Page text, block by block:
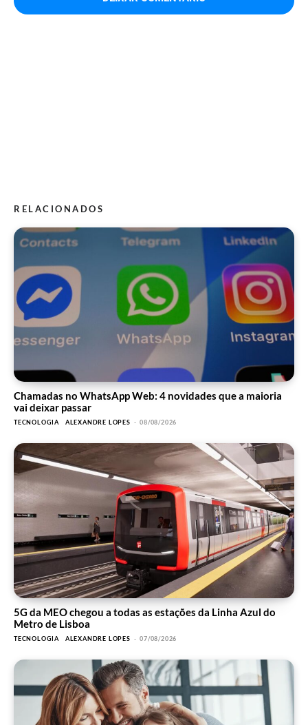
RELACIONADOS
Chamadas no WhatsApp Web: 4 novidades que a maioria
vai deixar passar
TECNOLOGIA ALEXANDRE LOPES - 08/08/2026
5G da MEO chegou a todas as estações da Linha Azul do
Metro de Lisboa
TECNOLOGIA ALEXANDRE LOPES - 07/08/2026